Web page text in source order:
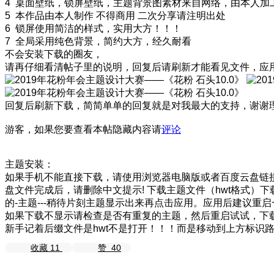
4 桌面壁纸，锁屏壁纸，主题背景图素材来自网络，由本人加
5 本作品由本人制作 不得商用 二次分享请注明出处
6 锁屏使用简洁的样式，实用大方！！！
7 全局采用纯色背景，简约大方，经久耐看
不会安装下载的圈友，
请再仔细看清帖子里的说明，回复后请刷新才能看见文件，应
回复后刷新下载，简简单单的回复就是对我最大的支持，谢谢
游客，如果您要查看本帖隐藏内容请评论
主题安装：
如果手机不能直接下载，请使用浏览器电脑版或者百度云盘
盘文件完成后，请删除中文提示! 下载主题文件（hwt格式）
的-主题---稍待片刻主题显示出来再点击应用。应用后建议重
如果下载不显示请检查是否有重复的主题，然后重启试试，
新手记着后缀文件是hwt不是打开！！！而是移动到上方标识
收藏 11 赞 40